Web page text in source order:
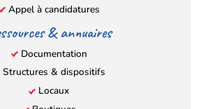
Appel à candidatures
& annuaires
Documentation
Structures & dispositifs
Locaux